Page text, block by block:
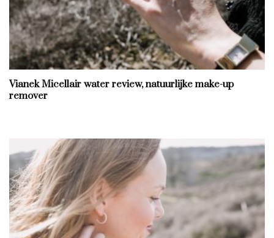
Vianek Micellair water review, natuurlijke make-up
remover